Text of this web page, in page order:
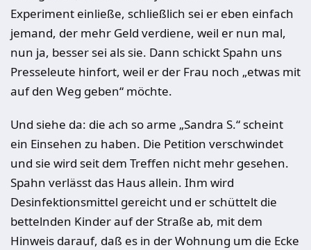
Experiment einließe, schließlich sei er eben einfach
jemand, der mehr Geld verdiene, weil er nun mal,
nun ja, besser sei als sie. Dann schickt Spahn uns
Presseleute hinfort, weil er der Frau noch „etwas mit
auf den Weg geben“ möchte.
Und siehe da: die ach so arme „Sandra S.“ scheint
ein Einsehen zu haben. Die Petition verschwindet
und sie wird seit dem Treffen nicht mehr gesehen.
Spahn verlässt das Haus allein. Ihm wird
Desinfektionsmittel gereicht und er schüttelt die
bettelnden Kinder auf der Straße ab, mit dem
Hinweis darauf, daß es in der Wohnung um die Ecke